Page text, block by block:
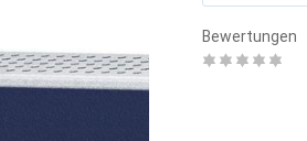
Bewertungen